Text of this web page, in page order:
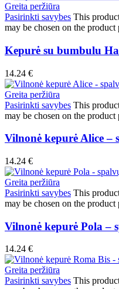
Greita peržiūra
Pasirinkti savybes This
may be chosen on the product
Kepurė su bumbulu
14.24 €
Greita peržiūra
Pasirinkti savybes This
may be chosen on the product
Vilnonė kepurė Alice –
14.24 €
Greita peržiūra
Pasirinkti savybes This
may be chosen on the product
Vilnonė kepurė Pola –
14.24 €
Greita peržiūra
Pasirinkti savybes This